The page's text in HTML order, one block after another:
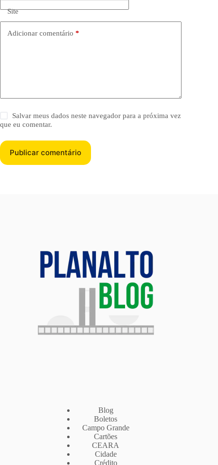
Site
Adicionar comentário *
Salvar meus dados neste navegador para a próxima vez
que eu comentar.
Publicar comentário
Blog
Boletos
Campo Grande
Cartões
CEARA
Cidade
Crédito